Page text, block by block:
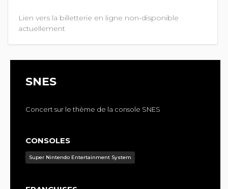
Lien vers la billetterie en ligne non-disponible
actuellement
SNES
Concert sur le thème de la console SNES
CONSOLES
Super Nintendo Entertainment System